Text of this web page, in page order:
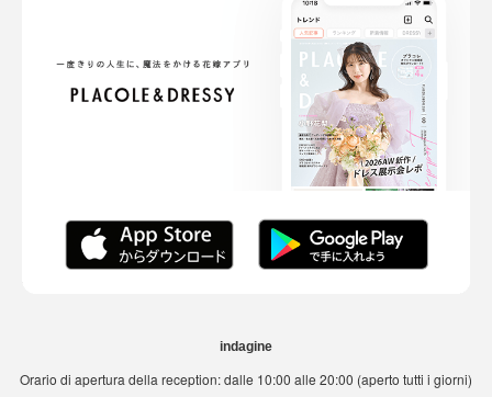
indagine
Orario di apertura della reception: dalle 10:00 alle 20:00 (aperto tutti i giorni)